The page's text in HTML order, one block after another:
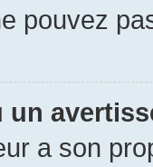
pouvez
un
a son